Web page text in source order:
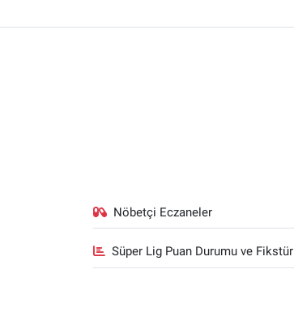
Nöbetçi Eczaneler
Süper Lig Puan Durumu ve Fikstür